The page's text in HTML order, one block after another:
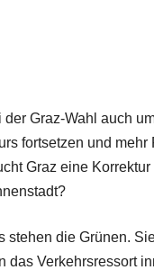
der Graz-Wahl auch
fortsetzen und
Graz eine
stehen die Grünen.
das Verkehrsressort